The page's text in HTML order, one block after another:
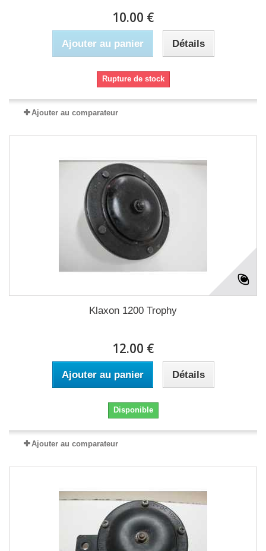
10.00 €
Ajouter au panier Détails
Rupture de stock
Ajouter au comparateur
Klaxon 1200 Trophy
12.00 €
Ajouter au panier Détails
Disponible
Ajouter au comparateur